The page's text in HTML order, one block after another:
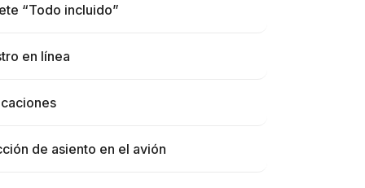
“Todo incluido”
en línea
de asiento en el avión